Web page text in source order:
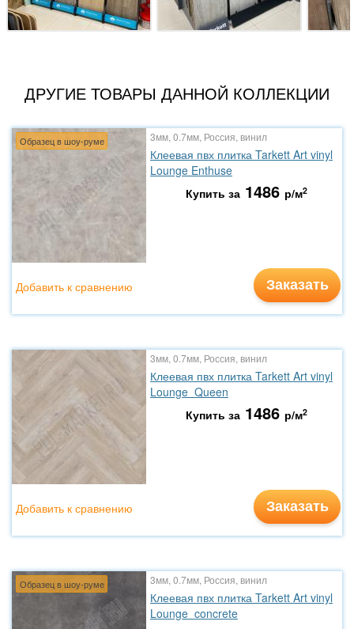
ДРУГИЕ ТОВАРЫ ДАННОЙ КОЛЛЕКЦИИ
Образец в шоу-руме 3мм, 0.7мм, Россия, винил
Клеевая пвх плитка Tarkett Art vinyl
Lounge Enthuse
Купить за 1486 р/м2
Заказать
Добавить к сравнению
3мм, 0.7мм, Россия, винил
Клеевая пвх плитка Tarkett Art vinyl
Lounge Queen
Купить за 1486 р/м2
Заказать
Добавить к сравнению
Образец в шоу-руме 3мм, 0.7мм, Россия, винил
Клеевая пвх плитка Tarkett Art vinyl
Lounge concrete